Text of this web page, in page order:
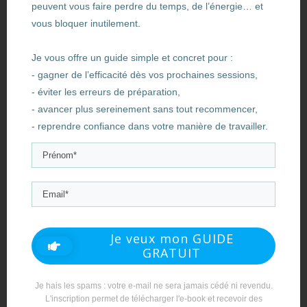
Analyse et actions
Tirez des enseignements concrets et identifie les
accompagnement, rôle, formations, etc.
Que révèlent vos propres
moteurs ?
Pour aller plus loin, voici un exercice à réaliser vous-
même afin de vous entrainer : faites votre propre
session Moving Motivators
Motivators ici(carte en français).
Classez-les en fonction de ce qui est important
pour vous aujourd’hui.
Pensez à un changement récent dans votre vie
professionnelle.
peuvent vous faire perdre du temps, de l’énergie… et
vous bloquer inutilement.
Je vous offre un guide simple et concret pour :
- gagner de l’efficacité dès vos prochaines sessions,
- éviter les erreurs de préparation,
- avancer plus sereinement sans tout recommencer,
- reprendre confiance dans votre manière de travailler.
Je veux mon GUIDE
GRATUIT
Je hais les spams : votre e-mail ne sera jamais cédé ni revendu.
L'inscription permet de télécharger l'e-book et recevoir des